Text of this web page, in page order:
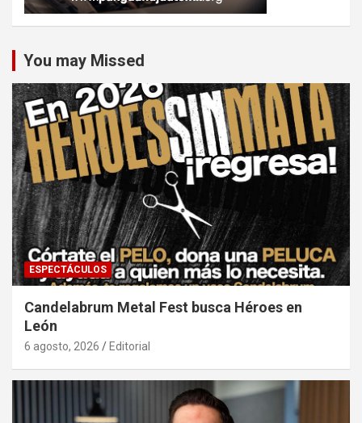
You may Missed
ESPECTÁCULOS
Candelabrum Metal Fest busca Héroes en
León
6 agosto, 2026 Editorial